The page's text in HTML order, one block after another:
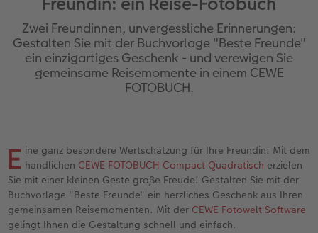
Erinnerungstasche
Personalisierter Schuber
Bestellwege
Reisefotobuch
Kundenbeispiele
Fotocollage
hexxas
Acrylglas
Hartschaum
Mehrteiler
Fotosets
Fotosticker
Art Prints
Fotogrößen & Formate
Bestellwege
Sofortfotos
Sofortsticker
Sofortfotos mit Rahmen
Sofortfotostreifen
Sofortfotogrußkarten
Fototassen
Emaille Becher
Trinkflasche
Textilien
Art Prints
Babykarten
Geburtskarten
Taufkarten
Digitale Grußkarte
Bestellwege
Silikonhüllen
Handykette
Kunststoffhüllen
Bio-based Case
Mit Design
Wandkalender Fineline
Kundenbeispiele
Papierqualitäten
Kalender mit fertigem Design
Gestaltungsideen
für Männer
für Frauen
für Freundinnen
für Tierfreunde
Einfach & schnell gestaltet
Baby
Erste Schritte
Kreative Ideen mit Sofortfotos
Softwaretipps
Videotutorials
Neue Funktionen
Erste Schritte
Softwaretipps
Zwei Freundinnen, unvergessliche Erinnerungen:
Gestalten Sie mit der Buchvorlage "Beste Freunde"
ein einzigartiges Geschenk - und verewigen Sie
gemeinsame Reisemomente in einem CEWE
FOTOBUCH.
E ine ganz besondere Wertschätzung für Ihre Freundin: Mit dem
handlichen CEWE FOTOBUCH Compact Quadratisch erzielen
Sie mit einer kleinen Geste große Freude! Gestalten Sie mit der
Buchvorlage "Beste Freunde" ein herzliches Geschenk aus Ihren
gemeinsamen Reisemomenten. Mit der CEWE Fotowelt Software
gelingt Ihnen die Gestaltung schnell und einfach.